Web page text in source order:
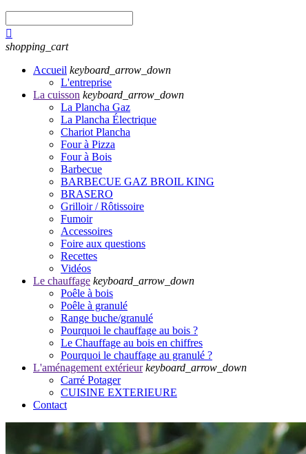

shopping_cart
Accueil keyboard_arrow_down
L'entreprise
La cuisson keyboard_arrow_down
La Plancha Gaz
La Plancha Électrique
Chariot Plancha
Four à Pizza
Four à Bois
Barbecue
BARBECUE GAZ BROIL KING
BRASERO
Grilloir / Rôtissoire
Fumoir
Accessoires
Foire aux questions
Recettes
Vidéos
Le chauffage keyboard_arrow_down
Poêle à bois
Poêle à granulé
Range buche/granulé
Pourquoi le chauffage au bois ?
Le Chauffage au bois en chiffres
Pourquoi le chauffage au granulé ?
L'aménagement extérieur keyboard_arrow_down
Carré Potager
CUISINE EXTERIEURE
Contact